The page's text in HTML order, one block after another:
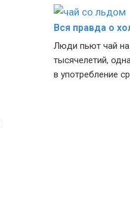
Вся правда о
Люди пьют чай на
тысячелетий,
в употребление